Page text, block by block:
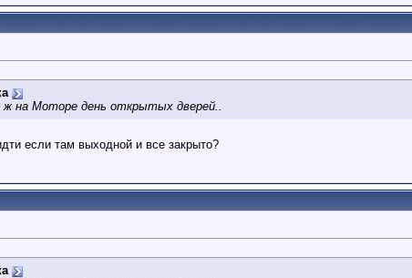
ж на Моторе день открытых дверей..
если там выходной и все закрыто?